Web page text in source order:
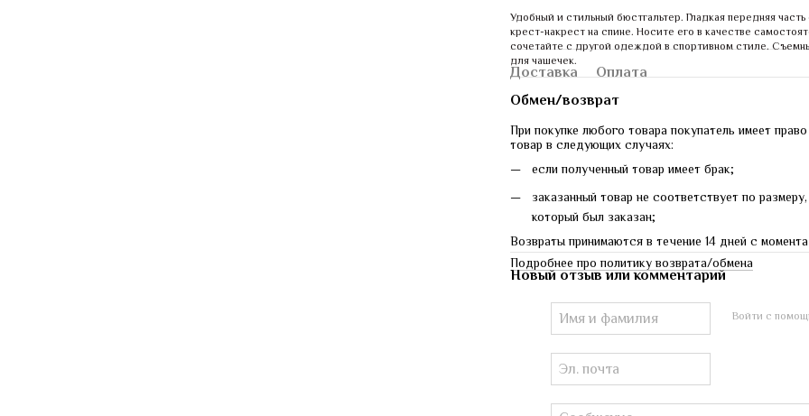
Удобный и стильный бюстгальтер. Гладкая передняя
крест-накрест на спине. Носите его в качестве
сочетайте с другой одеждой в спортивном стиле.
для чашечек.
Доставка
Оплата
Обмен/возврат
При покупке любого товара покупатель имеет
товар в следующих случаях:
если полученный товар имеет брак;
заказанный товар не соответствует по
который был заказан;
Возвраты принимаются в течение 14 дней с
Подробнее про политику возврата/обмена
Новый отзыв или комментарий
Войти с